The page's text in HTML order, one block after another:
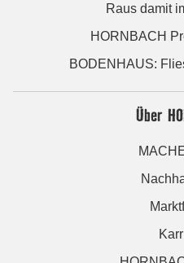
Raus damit
HORNBACH
BODENHAUS:
Über